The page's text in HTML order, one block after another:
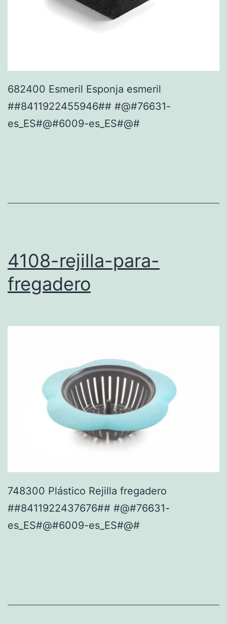
682400 Esmeril Esponja esmeril
##8411922455946## #@#76631-
es_ES#@#6009-es_ES#@#
4108-rejilla-para-
fregadero
748300 Plástico Rejilla fregadero
##8411922437676## #@#76631-
es_ES#@#6009-es_ES#@#